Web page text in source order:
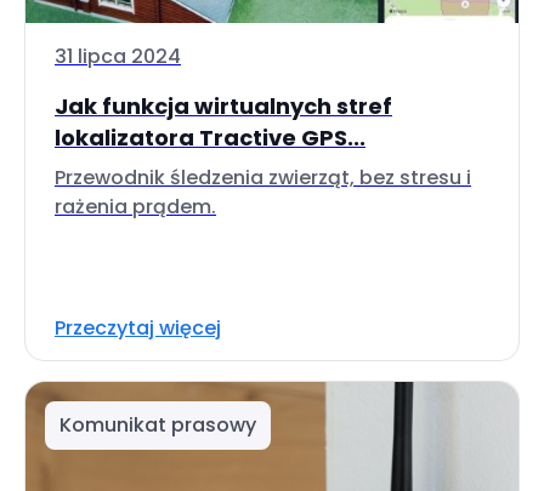
31 lipca 2024
Jak funkcja wirtualnych stref
lokalizatora Tractive GPS...
Przewodnik śledzenia zwierząt, bez stresu i
rażenia prądem.
Przeczytaj więcej
Komunikat prasowy